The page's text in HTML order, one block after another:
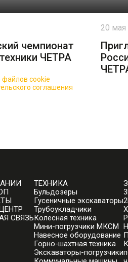
чемпионат
ЧЕТРА
20 мая
файлов cookie
соглашения
СВЯЗЬ
ТЕХНИКА
Бульдозеры
Гусеничные экскаваторы
Трубоукладчики
Колесная техника
Мини-погрузчики МКСМ
Навесное оборудование
Горно-шахтная техника
Экскаваторы-погрузчики